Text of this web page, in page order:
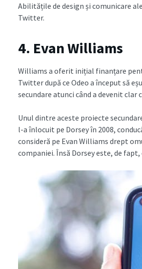
Abilitățile de design și comunicare
Twitter.
4. Evan Williams
Williams a oferit inițial finanțare
Twitter după ce Odeo a început să
secundare atunci când a devenit clar
Unul dintre aceste proiecte
l-a înlocuit pe Dorsey în 2008,
consideră pe Evan Williams drept
companiei. Însă Dorsey este, de